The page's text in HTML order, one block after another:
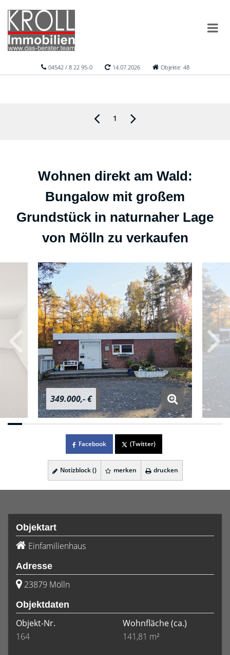
04542 / 8 22 95-0 14.07.2026 Objekte: 48
1
Wohnen direkt am Wald:
Bungalow mit großem
Grundstück in naturnaher Lage
von Mölln zu verkaufen
349.000,- €
Facebook (Twitter)
Notizblock () merken drucken
Objektart
Einfamilienhaus
Adresse
23879 Mölln
Objektdaten
Objekt-Nr.
164
Wohnfläche(ca.)
141,81 m²